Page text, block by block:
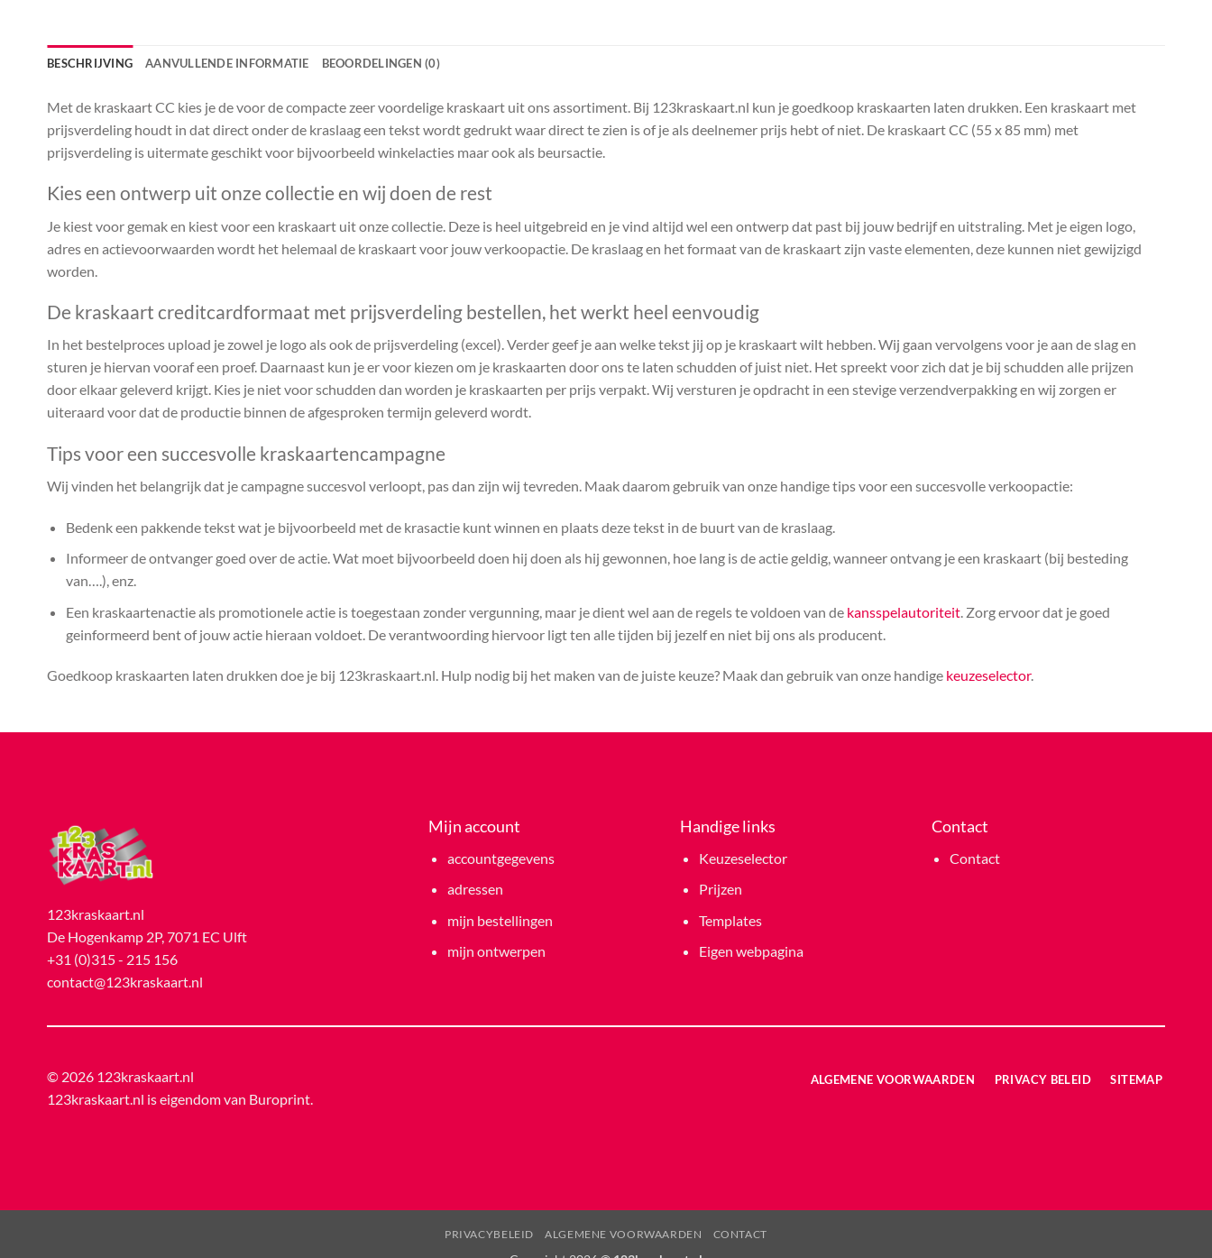
BESCHRIJVING AANVULLENDE INFORMATIE BEOORDELINGEN (0)
Met de kraskaart CC kies je de voor de compacte zeer voordelige kraskaart uit ons assortiment. Bij 123kraskaart.nl kun je goedkoop kraskaarten laten drukken. Een kraskaart met
prijsverdeling houdt in dat direct onder de kraslaag een tekst wordt gedrukt waar direct te zien is of je als deelnemer prijs hebt of niet. De kraskaart CC (55 x 85 mm) met
prijsverdeling is uitermate geschikt voor bijvoorbeeld winkelacties maar ook als beursactie.
Kies een ontwerp uit onze collectie en wij doen de rest
Je kiest voor gemak en kiest voor een kraskaart uit onze collectie. Deze is heel uitgebreid en je vind altijd wel een ontwerp dat past bij jouw bedrijf en uitstraling. Met je eigen logo,
adres en actievoorwaarden wordt het helemaal de kraskaart voor jouw verkoopactie. De kraslaag en het formaat van de kraskaart zijn vaste elementen, deze kunnen niet gewijzigd
worden.
De kraskaart creditcardformaat met prijsverdeling bestellen, het werkt heel eenvoudig
In het bestelproces upload je zowel je logo als ook de prijsverdeling (excel). Verder geef je aan welke tekst jij op je kraskaart wilt hebben. Wij gaan vervolgens voor je aan de slag en
sturen je hiervan vooraf een proef. Daarnaast kun je er voor kiezen om je kraskaarten door ons te laten schudden of juist niet. Het spreekt voor zich dat je bij schudden alle prijzen
door elkaar geleverd krijgt. Kies je niet voor schudden dan worden je kraskaarten per prijs verpakt. Wij versturen je opdracht in een stevige verzendverpakking en wij zorgen er
uiteraard voor dat de productie binnen de afgesproken termijn geleverd wordt.
Tips voor een succesvolle kraskaartencampagne
Wij vinden het belangrijk dat je campagne succesvol verloopt, pas dan zijn wij tevreden. Maak daarom gebruik van onze handige tips voor een succesvolle verkoopactie:
Bedenk een pakkende tekst wat je bijvoorbeeld met de krasactie kunt winnen en plaats deze tekst in de buurt van de kraslaag.
Informeer de ontvanger goed over de actie. Wat moet bijvoorbeeld doen hij doen als hij gewonnen, hoe lang is de actie geldig, wanneer ontvang je een kraskaart (bij besteding
van….), enz.
Een kraskaartenactie als promotionele actie is toegestaan zonder vergunning, maar je dient wel aan de regels te voldoen van de kansspelautoriteit. Zorg ervoor dat je goed
geinformeerd bent of jouw actie hieraan voldoet. De verantwoording hiervoor ligt ten alle tijden bij jezelf en niet bij ons als producent.
Goedkoop kraskaarten laten drukken doe je bij 123kraskaart.nl. Hulp nodig bij het maken van de juiste keuze? Maak dan gebruik van onze handige keuzeselector.
123kraskaart.nl
De Hogenkamp 2P, 7071 EC Ulft
+31 (0)315 - 215 156
contact@123kraskaart.nl
Mijn account
accountgegevens
adressen
mijn bestellingen
mijn ontwerpen
Handige links
Keuzeselector
Prijzen
Templates
Eigen webpagina
Contact
Contact
© 2026 123kraskaart.nl
123kraskaart.nl is eigendom van Buroprint.
ALGEMENE VOORWAARDEN PRIVACY BELEID SITEMAP
PRIVACYBELEID ALGEMENE VOORWAARDEN CONTACT